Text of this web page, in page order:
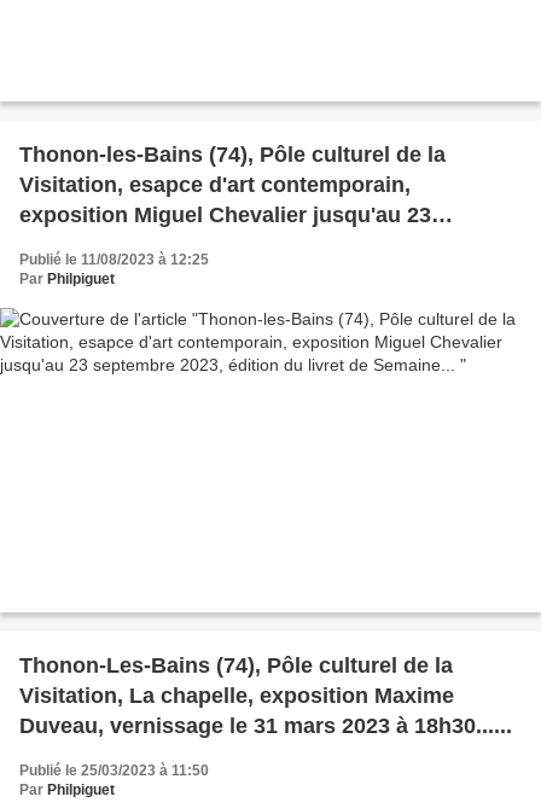
Thonon-les-Bains (74), Pôle culturel de la
Visitation, esapce d'art contemporain,
exposition Miguel Chevalier jusqu'au 23
septembre 2023, édition du livret de Semaine...
Publié le 11/08/2023 à 12:25
Par Philpiguet
Thonon-Les-Bains (74), Pôle culturel de la
Visitation, La chapelle, exposition Maxime
Duveau, vernissage le 31 mars 2023 à 18h30......
Publié le 25/03/2023 à 11:50
Par Philpiguet